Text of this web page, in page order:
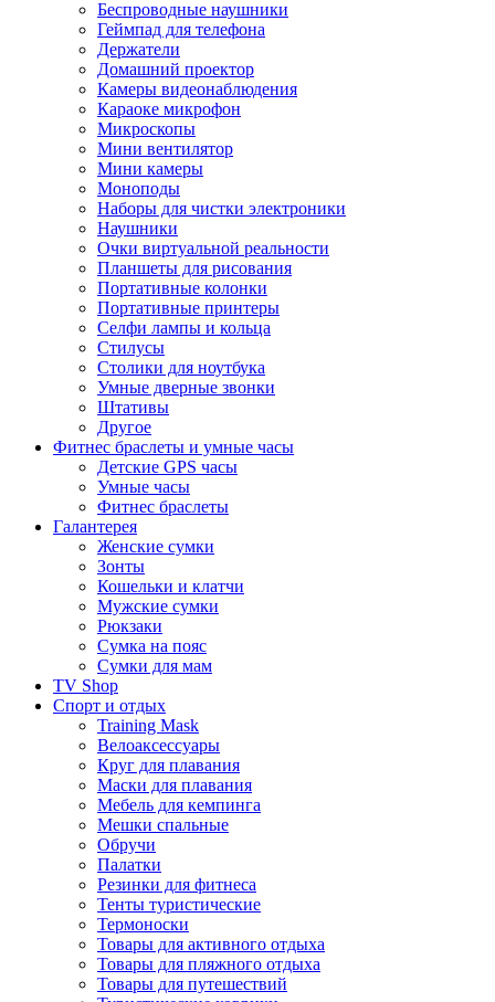
Беспроводные наушники
Геймпад для телефона
Держатели
Домашний проектор
Камеры видеонаблюдения
Караоке микрофон
Микроскопы
Мини вентилятор
Мини камеры
Моноподы
Наборы для чистки электроники
Наушники
Очки виртуальной реальности
Планшеты для рисования
Портативные колонки
Портативные принтеры
Селфи лампы и кольца
Стилусы
Столики для ноутбука
Умные дверные звонки
Штативы
Другое
Фитнес браслеты и умные часы
Детские GPS часы
Умные часы
Фитнес браслеты
Галантерея
Женские сумки
Зонты
Кошельки и клатчи
Мужские сумки
Рюкзаки
Сумка на пояс
Сумки для мам
TV Shop
Спорт и отдых
Training Mask
Велоаксессуары
Круг для плавания
Маски для плавания
Мебель для кемпинга
Мешки спальные
Обручи
Палатки
Резинки для фитнеса
Тенты туристические
Термоноски
Товары для активного отдыха
Товары для пляжного отдыха
Товары для путешествий